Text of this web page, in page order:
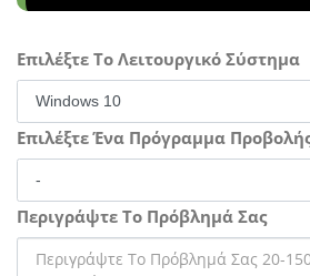
Επιλέξτε Το Λειτουργικό Σύστημα
Επιλέξτε Ένα Πρόγραμμα
Περιγράψτε Το Πρόβλημά Σας